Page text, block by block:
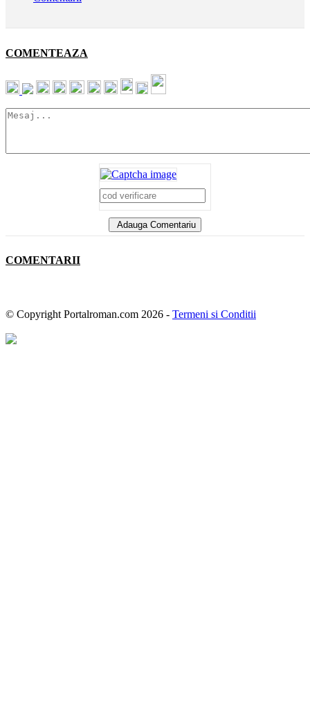
COMENTEAZA
Adauga Comentariu
COMENTARII
© Copyright Portalroman.com 2026 - Termeni si Conditii